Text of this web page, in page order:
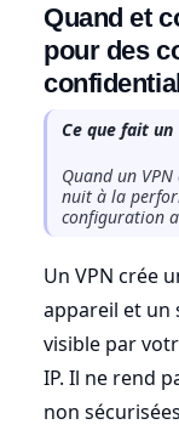
Quand et
pour des
Ce que fait un
Quand un
nuit à la
configuration
Un VPN crée
appareil et un
visible par
IP. Il ne rend
non